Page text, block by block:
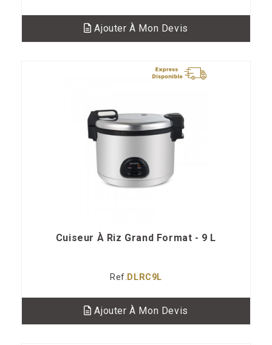
Ajouter À Mon Devis
Cuiseur À Riz Grand Format - 9 L
Ref. DLRC9L
Ajouter À Mon Devis